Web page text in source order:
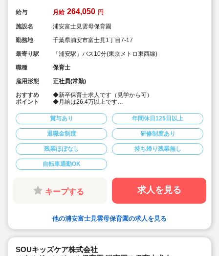
給与 月給 264,050 円
施設名
浦安富士見雲母保育園
勤務地
千葉県浦安市富士見1丁目7-17
最寄り駅
「浦安駅」バス10分(東京メトロ東西線)
職種
保育士
雇用形態
正社員(常勤)
おすすめ
ポイント
◆新卒保育士求人です（見学から可）
◆月給は26.4万以上です
連休）も取得可能です♪
◆雲母保育園は60名以下のコンパクトなサイズの園にな
ります
◆仕事もプライベートも両立出来ます。
◆残業少な目です（サービス残業・持ち帰り業務をしな
い仕組みになっています。平均残業 月4.7時間！）
◆行事は最低限です！行事に追われることはありませ
ん。
◆日々の保育を大切に楽しくお仕事出来ます（行事準
備・書き物類軽減されています）
◆ピアノが弾けなくてOKです。（得意分野を活かして頂
く方針です
◆保育以外の業務量が不安な方も安心です。（ICTシステ
ム導入で業務効率化が図れています）
輩社員が徹底サポートします）
◆ベネフィットステーション（飲食店,宿泊・レジャー施
設などの割引）
◆永年勤続表彰（勤続10年を迎える正社員に、賞与とリ
賞与あり 年間休日125日以上
退職金制度 研修制度あり
残業ほぼなし 持ち帰り残業無し
自転車通勤OK
キープする 求人を見る
他の浦安富士見雲母保育園の求人を見る
SOUキッズケア株式会社